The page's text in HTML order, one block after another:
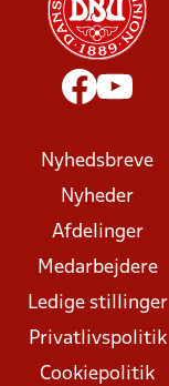
Nyhedsbreve
Nyheder
Afdelinger
Medarbejdere
Ledige stillinger
Privatlivspolitik
Cookiepolitik